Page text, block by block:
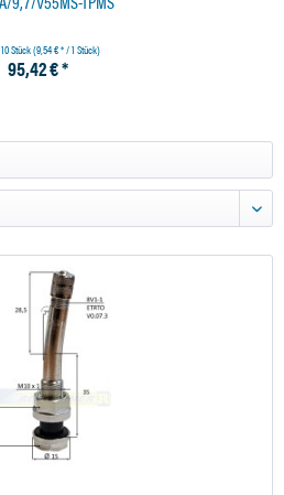
10 Stück(9,54 € * / 1 Stück)
95,42 € *